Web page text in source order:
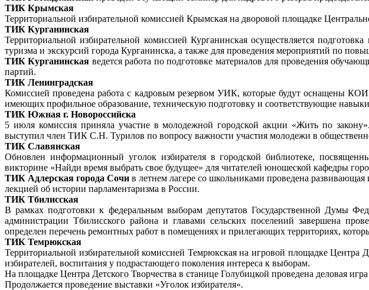
ТИК Крымская
Территориальной избирательной комиссией Крымская на дворовой площадке
ТИК Курганинская
Территориальной избирательной комиссией Курганинская осуществляется
туризма и экскурсий города Курганинска, а также для проведения мероприятий по
ТИК Курганинская ведется работа по подготовке материалов для проведения
партий.
ТИК Ленинградская
Комиссией проведена работа с кадровым резервом УИК, которые будут оснащены
имеющих профильное образование, техническую подготовку и соответствующие
ТИК Южная г. Новороссийска
5 июля комиссия приняла участие в молодежной городской акции «Жить по
выступил член ТИК С.Н. Турилов по вопросу важности участия молодежи в
ТИК Славянская
Обновлен информационный уголок избирателя в городской библиотеке,
викторине «Найди время выбрать свое будущее» для читателей юношеской кафедры
ТИК Адлерская города Сочи в летнем лагере со школьниками проведена развивающая
лекцией об истории парламентаризма в России.
ТИК Тбилисская
В рамках подготовки к федеральным выборам депутатов Государственной Думы
администрации Тбилисского района и главами сельских поселений завершена
определен перечень ремонтных работ в помещениях и прилегающих территориях,
ТИК Темрюкская
Территориальной избирательной комиссией Темрюкская на игровой площадке Центра
избирателей, воспитания у подрастающего поколения интереса к выборам.
На площадке Центра Детского Творчества в станице Голубицкой проведена деловая
Продолжается проведение выставки «Уголок избирателя».